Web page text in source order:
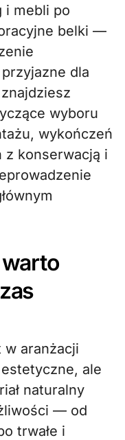
i mebli po
belki —
dla
wyboru
wykończeń
z konserwacją i
aranżacji
ale
naturalny
— od
trwałe i